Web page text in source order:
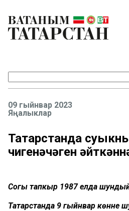
09 гыйнвар 2023
Яңалыклар
Татарстанда
чигенәчәген
Соңгы тапкыр 1987 елда
Татарстанда 9 гыйнвар көнне